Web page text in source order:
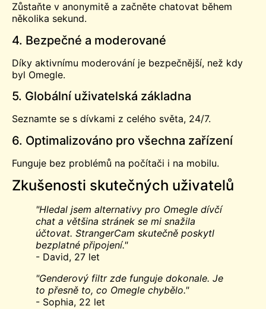
Zůstaňte v anonymitě a začněte chatovat během
několika sekund.
4. Bezpečné a moderované
Díky aktivnímu moderování je bezpečnější, než kdy
byl Omegle.
5. Globální uživatelská základna
Seznamte se s dívkami z celého světa, 24/7.
6. Optimalizováno pro všechna zařízení
Funguje bez problémů na počítači i na mobilu.
Zkušenosti skutečných uživatelů
"Hledal jsem alternativy pro Omegle dívčí
chat a většina stránek se mi snažila
účtovat. StrangerCam skutečně poskytl
bezplatné připojení."
- David, 27 let
"Genderový filtr zde funguje dokonale. Je
to přesně to, co Omegle chybělo."
- Sophia, 22 let